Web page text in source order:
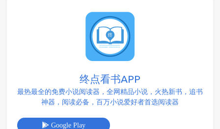
终点看书APP
最热最全的免费小说阅读器，全网精品小说，火热新书，追书
神器，阅读必备，百万小说爱好者首选阅读器
Google Play